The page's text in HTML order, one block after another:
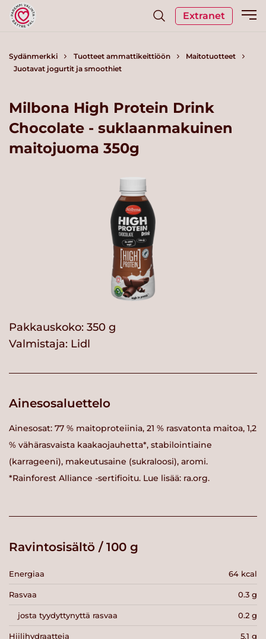
Extranet
Sydänmerkki Tuotteet ammattikeittiöön
Maitotuotteet
Juotavat jogurtit ja smoothiet
Milbona High Protein Drink
Chocolate - suklaanmakuinen
maitojuoma 350g
Pakkauskoko: 350 g
Valmistaja: Lidl
Ainesosaluettelo
Ainesosat: 77 % maitoproteiinia, 21 % rasvatonta maitoa, 1,2
% vähärasvaista kaakaojauhetta*, stabilointiaine
(karrageeni), makeutusaine (sukraloosi), aromi.
*Rainforest Alliance -sertifioitu. Lue lisää: ra.org.
Ravintosisältö / 100 g
Energiaa 64 kcal
Rasvaa 0.3 g
josta tyydyttynyttä rasvaa 0.2 g
Hiilihydraatteja 5.1 g